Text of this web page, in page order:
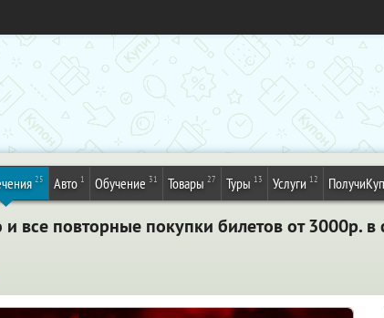
25 Авто 1 Обучение 31 Товары 27 Туры 13 Услуги 12
все повторные покупки билетов от 3000р.